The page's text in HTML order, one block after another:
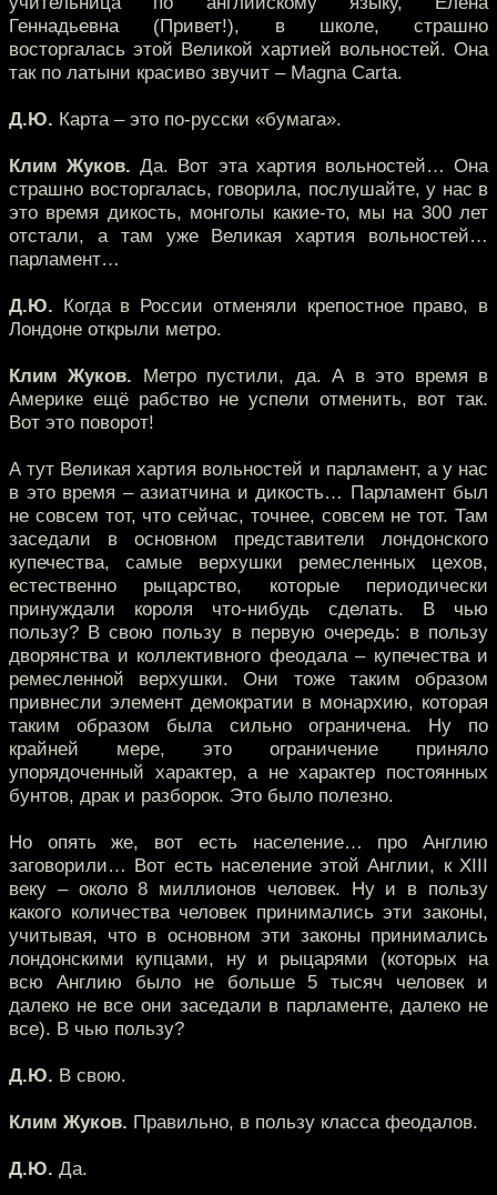
Геннадьевна (Привет!), в школе, страшно
восторгалась этой Великой хартией вольностей. Она
так по латыни красиво звучит – Magna Carta.
Д.Ю. Карта – это по-русски «бумага».
Клим Жуков. Да. Вот эта хартия вольностей… Она
страшно восторгалась, говорила, послушайте, у нас в
это время дикость, монголы какие-то, мы на 300 лет
отстали, а там уже Великая хартия вольностей…
парламент…
Д.Ю. Когда в России отменяли крепостное право, в
Лондоне открыли метро.
Клим Жуков. Метро пустили, да. А в это время в
Америке ещё рабство не успели отменить, вот так.
Вот это поворот!
А тут Великая хартия вольностей и парламент, а у нас
в это время – азиатчина и дикость… Парламент был
не совсем тот, что сейчас, точнее, совсем не тот. Там
заседали в основном представители лондонского
купечества, самые верхушки ремесленных цехов,
естественно рыцарство, которые периодически
принуждали короля что-нибудь сделать. В чью
пользу? В свою пользу в первую очередь: в пользу
дворянства и коллективного феодала – купечества и
ремесленной верхушки. Они тоже таким образом
привнесли элемент демократии в монархию, которая
таким образом была сильно ограничена. Ну по
крайней мере, это ограничение приняло
упорядоченный характер, а не характер постоянных
бунтов, драк и разборок. Это было полезно.
Но опять же, вот есть население… про Англию
заговорили… Вот есть население этой Англии, к XIII
веку – около 8 миллионов человек. Ну и в пользу
какого количества человек принимались эти законы,
учитывая, что в основном эти законы принимались
лондонскими купцами, ну и рыцарями (которых на
всю Англию было не больше 5 тысяч человек и
далеко не все они заседали в парламенте, далеко не
все). В чью пользу?
Д.Ю. В свою.
Клим Жуков. Правильно, в пользу класса феодалов.
Д.Ю. Да.